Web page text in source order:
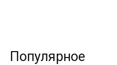
Популярное